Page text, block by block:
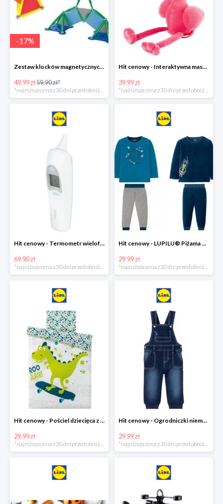
-17%
Zestaw klocków magnetycznych -16%
49.99 zł59.90 zł*
*najniższa cena z 30 dni przed obniżką
Hit cenowy - Interaktywna maskotka z efektami dźwiękowymi
39.99 zł
*najniższa cena z 30 dni przed obniżką
Hit cenowy - Termometr wielofunkcyjny
69.90 zł
*najniższa cena z 30 dni przed obniżką
Hit cenowy - LUPILU® Piżama welurowa chłopięca, 1 komplet
29.99 zł
*najniższa cena z 30 dni przed obniżką
Hit cenowy - Pościel dziecięca z biobawełny renforcé
29.99 zł
Hit cenowy - Ogrodniczki niemowlęce
29.99 zł